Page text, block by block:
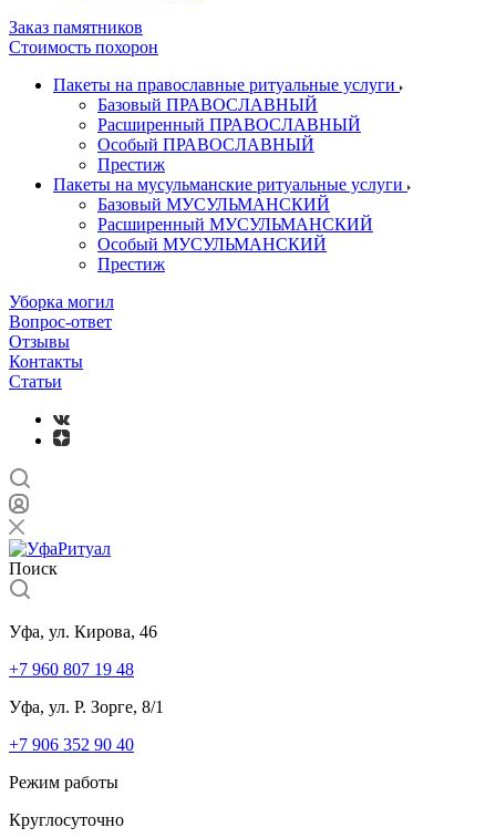
Заказ памятников
Стоимость похорон
Пакеты на православные ритуальные услуги
Базовый ПРАВОСЛАВНЫЙ
Расширенный ПРАВОСЛАВНЫЙ
Особый ПРАВОСЛАВНЫЙ
Престиж
Пакеты на мусульманские ритуальные услуги
Базовый МУСУЛЬМАНСКИЙ
Расширенный МУСУЛЬМАНСКИЙ
Особый МУСУЛЬМАНСКИЙ
Престиж
Уборка могил
Вопрос-ответ
Отзывы
Контакты
Статьи
Поиск
Уфа, ул. Кирова, 46
+7 960 807 19 48
Уфа, ул. Р. Зорге, 8/1
+7 906 352 90 40
Режим работы
Круглосуточно